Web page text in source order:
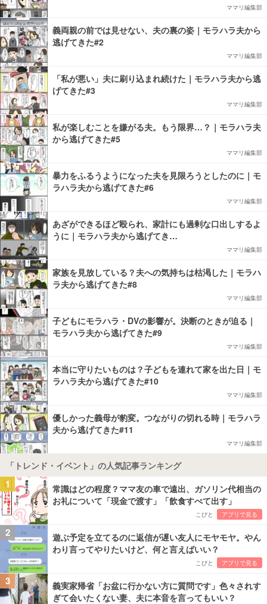
ママリ編集部
義両親の前では見せない、夫の裏の姿｜モラハラ夫から
逃げてきた#2
ママリ編集部
「私が悪い」夫に刷り込まれ続けた｜モラハラ夫から逃
げてきた#3
ママリ編集部
私が楽しむことを嫌がる夫。もう限界…？｜モラハラ夫
から逃げてきた#5
ママリ編集部
暴力をふるうようになった夫を見限ろうとしたのに｜モ
ラハラ夫から逃げてきた#6
ママリ編集部
あざができるほど殴られ、家計にも過剰な口出しするよ
うに｜モラハラ夫から逃げてき…
ママリ編集部
家族を見放している？夫への気持ちは枯渇した｜モラハ
ラ夫から逃げてきた#8
ママリ編集部
子どもにモラハラ・DVの影響が。決断のときが迫る｜
モラハラ夫から逃げてきた#9
ママリ編集部
本当に守りたいものは？子どもを連れて家を出た日｜モ
ラハラ夫から逃げてきた#10
ママリ編集部
優しかった義母が豹変。つながりの切れる時｜モラハラ
夫から逃げてきた#11
ママリ編集部
「トレンド・イベント」の人気記事ランキング
1
常識はどの程度？ママ友の車で遠出、ガソリン代相当の
お礼について「現金で渡す」「飲食すべて出す」
こびと アプリで見る
2
遊ぶ予定を立てるのに返信が遅い友人にモヤモヤ。やん
わり言ってやりたいけど、何と言えばいい？
こびと アプリで見る
3
義実家帰省「お盆に行かない方に質問です」色々されす
ぎて会いたくない妻、夫に本音を言ってもいい？